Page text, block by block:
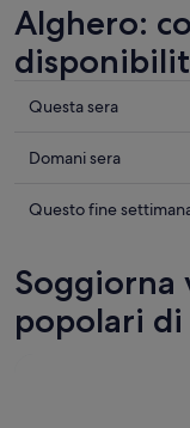
Alghero:
Cerca
prezzi
Alghero
7
ago
-
Questa sera
Cerca
prezzi
per
domani
notte,
Domani sera
Cerca
a
Alghero
per
Questo fine
Soggiorna
popolari